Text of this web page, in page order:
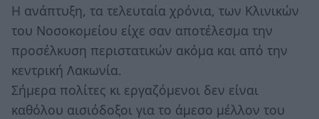
Η ανάπτυξη, τα τελευταία χρόνια, των Κλινικών
του Νοσοκομείου είχε σαν αποτέλεσμα την
προσέλκυση περιστατικών ακόμα και από την
κεντρική Λακωνία.
Σήμερα πολίτες κι εργαζόμενοι δεν είναι
καθόλου αισιόδοξοι για το άμεσο μέλλον του